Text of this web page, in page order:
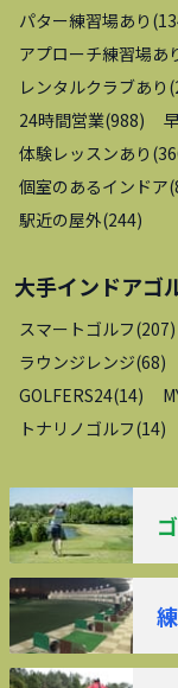
パター練習場あり (
アプローチ練習場あ
レンタルクラブあり (
24時間営業(988)
体験レッスンあり (
個室のあるインドア(
駅近の屋外(244)
大手インドアゴ
スマートゴルフ(207)
ラウンジレンジ(68)
GOLFERS24(14)
トナリノゴルフ(14)